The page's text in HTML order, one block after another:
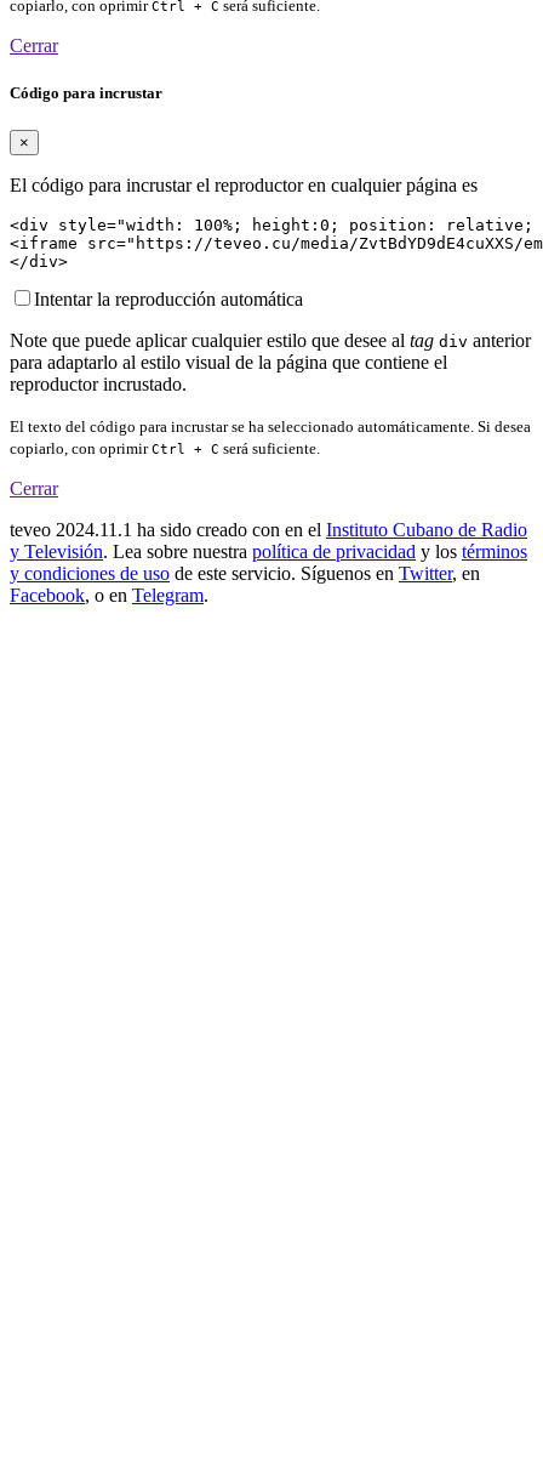
copiarlo, con oprimirCtrl + C será suficiente.
Cerrar
Código para incrustar
×
El código para incrustar el reproductor en cualquier página es
<div style="width: 100%; height:0; position: relative;
<iframe src="https://teveo.cu/media/
</div>
Intentar la reproducción automática
Note que puede aplicar cualquier estilo que desee al tag div anterior
para adaptarlo al estilo visual de la página que contiene el
reproductor incrustado.
El texto del código para incrustar se ha seleccionado automáticamente. Si desea
copiarlo, con oprimirCtrl + C será suficiente.
Cerrar
teveo 2024.11.1 ha sido creado con en el Instituto Cubano de Radio
y Televisión. Lea sobre nuestra política de privacidad y los términos
y condiciones de uso de este servicio. Síguenos en Twitter, en
Facebook, o en Telegram.